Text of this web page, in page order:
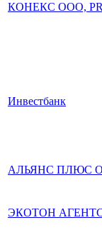
КОНЕКС ООО,
Инвестбанк
АЛЬЯНС ПЛЮС
ЭКОТОН